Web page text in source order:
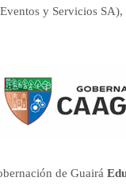
y Servicios
de Guairá